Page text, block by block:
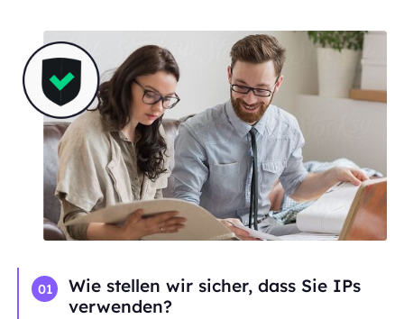
01
Wie stellen wir sicher, dass Sie IPs
verwenden?